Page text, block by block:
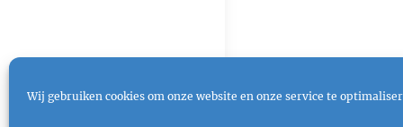
Wij gebruiken cookies om onze website en onze service te